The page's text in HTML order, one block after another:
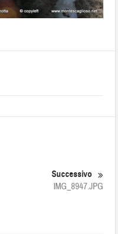
Successivo
IMG_8947.JPG